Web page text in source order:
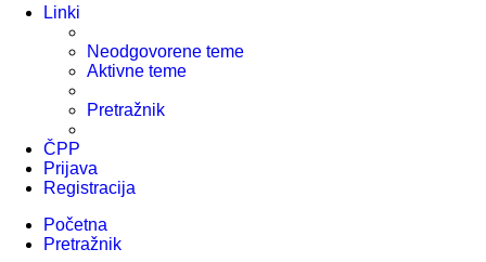
Linki
Neodgovorene teme
Aktivne teme
Pretražnik
ČPP
Prijava
Registracija
Početna
Pretražnik